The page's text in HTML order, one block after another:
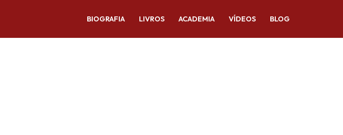
BIOGRAFIA LIVROS ACADEMIA VÍDEOS BLOG